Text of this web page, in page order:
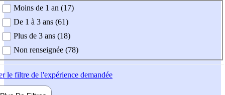
demandée
Moins de 1 an (17)
De 1 à 3 ans (61)
Plus de 3 ans (18)
Non renseignée (78)
le filtre de l'expérience demandée